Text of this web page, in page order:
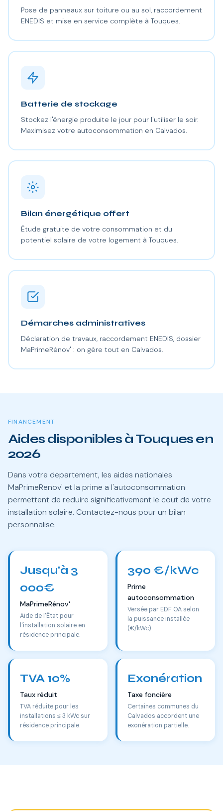
Pose de panneaux sur toiture ou au sol, raccordement
ENEDIS et mise en service complète à Touques.
Batterie de stockage
Stockez l'énergie produite le jour pour l'utiliser le soir.
Maximisez votre autoconsommation en Calvados.
Bilan énergétique offert
Étude gratuite de votre consommation et du
potentiel solaire de votre logement à Touques.
Démarches administratives
Déclaration de travaux, raccordement ENEDIS, dossier
MaPrimeRénov' : on gère tout en Calvados.
FINANCEMENT
Aides disponibles à Touques en
2026
Dans votre departement, les aides nationales
MaPrimeRenov' et la prime a l'autoconsommation
permettent de reduire significativement le cout de votre
installation solaire. Contactez-nous pour un bilan
personnalise.
Jusqu'à 3
000€
MaPrimeRénov'
Aide de l'État pour
l'installation solaire en
résidence principale.
390 €/kWc
Prime
autoconsommation
Versée par EDF OA selon
la puissance installée
(€/kWc).
TVA 10%
Taux réduit
TVA réduite pour les
installations ≤ 3 kWc sur
résidence principale.
Exonération
Taxe foncière
Certaines communes du
Calvados accordent une
exonération partielle.